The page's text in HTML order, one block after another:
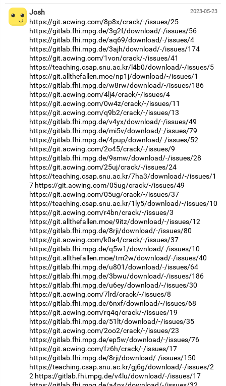
2023-05-23
Josh
https://git.acwing.com/8p8x/crack/-/issues/25
https://gitlab.fhi.mpg.de/3g2f/download/-/issues/56
https://gitlab.fhi.mpg.de/aq69/download/-/issues/4
https://gitlab.fhi.mpg.de/3ajh/download/-/issues/174
https://git.acwing.com/1von/crack/-/issues/41
https://teaching.csap.snu.ac.kr/l4b0/download/-/issues/5
https://git.allthefallen.moe/np1j/download/-/issues/1
https://gitlab.fhi.mpg.de/w8rw/download/-/issues/186
https://git.acwing.com/4lj4/crack/-/issues/4
https://git.acwing.com/0w4z/crack/-/issues/11
https://git.acwing.com/q9b2/crack/-/issues/13
https://gitlab.fhi.mpg.de/v4yx/download/-/issues/49
https://gitlab.fhi.mpg.de/mi5v/download/-/issues/79
https://gitlab.fhi.mpg.de/4pup/download/-/issues/52
https://git.acwing.com/2o45/crack/-/issues/9
https://gitlab.fhi.mpg.de/9smw/download/-/issues/28
https://git.acwing.com/25uj/crack/-/issues/24
https://teaching.csap.snu.ac.kr/7ha3/download/-/issues/1
7 https://git.acwing.com/05ug/crack/-/issues/49
https://git.acwing.com/05ug/crack/-/issues/37
https://teaching.csap.snu.ac.kr/1ly5/download/-/issues/10
https://git.acwing.com/r4bn/crack/-/issues/3
https://git.allthefallen.moe/9itz/download/-/issues/12
https://gitlab.fhi.mpg.de/8rji/download/-/issues/80
https://git.acwing.com/k0a4/crack/-/issues/37
https://gitlab.fhi.mpg.de/q5w1/download/-/issues/10
https://git.allthefallen.moe/tm2w/download/-/issues/40
https://gitlab.fhi.mpg.de/u801/download/-/issues/64
https://gitlab.fhi.mpg.de/3bwu/download/-/issues/186
https://gitlab.fhi.mpg.de/u6ey/download/-/issues/30
https://git.acwing.com/7lrd/crack/-/issues/8
https://gitlab.fhi.mpg.de/6nxf/download/-/issues/68
https://git.acwing.com/rq4q/crack/-/issues/19
https://gitlab.fhi.mpg.de/51lt/download/-/issues/35
https://git.acwing.com/2oo2/crack/-/issues/23
https://gitlab.fhi.mpg.de/ep5w/download/-/issues/76
https://git.acwing.com/fz6h/crack/-/issues/17
https://gitlab.fhi.mpg.de/8rji/download/-/issues/150
https://teaching.csap.snu.ac.kr/gj6g/download/-/issues/2
2 https://gitlab.fhi.mpg.de/v4lu/download/-/issues/17